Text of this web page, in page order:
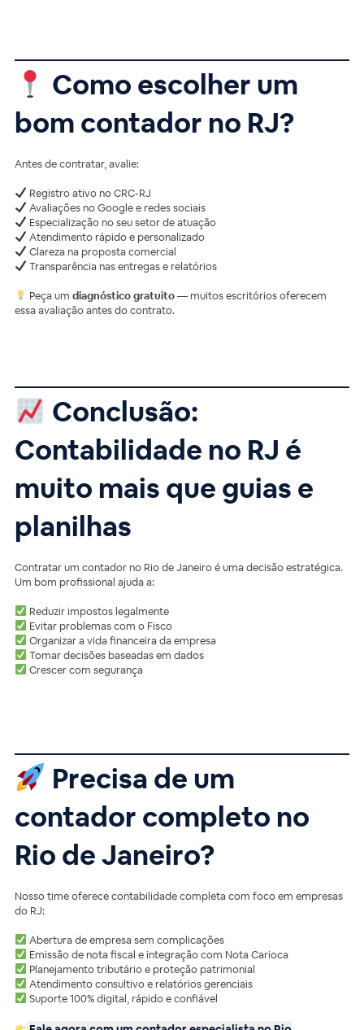
Como escolher um
bom contador no RJ?
Antes de contratar, avalie:
Registro ativo no CRC-RJ
Avaliações no Google e redes sociais
Especialização no seu setor de atuação
Atendimento rápido e personalizado
Clareza na proposta comercial
Transparência nas entregas e relatórios
Peça um diagnóstico gratuito— muitos escritórios oferecem
essa avaliação antes do contrato.
Conclusão:
Contabilidade no RJ é
muito mais que guias e
planilhas
Contratar um contador no Rio de Janeiro é uma decisão estratégica.
Um bom profissional ajuda a:
Reduzir impostos legalmente
Evitar problemas com o Fisco
Organizar a vida financeira da empresa
Tomar decisões baseadas em dados
Crescer com segurança
Precisa de um
contador completo no
Rio de Janeiro?
Nosso time oferece contabilidade completa com foco em empresas
do RJ:
Abertura de empresa sem complicações
Emissão de nota fiscal e integração com Nota Carioca
Planejamento tributário e proteção patrimonial
Atendimento consultivo e relatórios gerenciais
Suporte 100% digital, rápido e confiável